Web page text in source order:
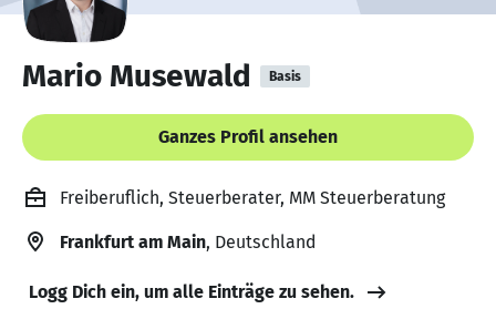
Mario Musewald Basis
Ganzes Profil ansehen
Freiberuflich, Steuerberater, MM Steuerberatung
Frankfurt am Main, Deutschland
Logg Dich ein, um alle Einträge zu sehen.